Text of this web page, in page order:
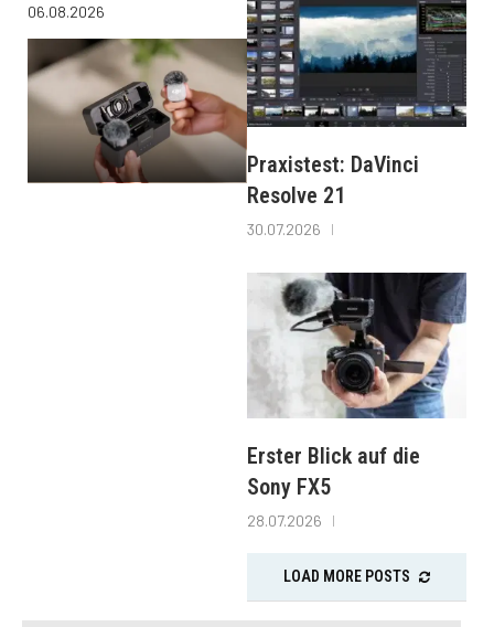
06.08.2026
Praxistest: DaVinci
Resolve 21
30.07.2026
Erster Blick auf die
Sony FX5
28.07.2026
LOAD MORE POSTS